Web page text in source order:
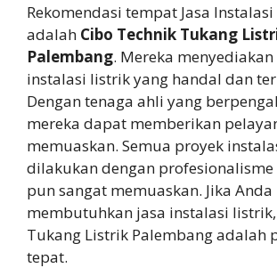
Rekomendasi tempat Jasa
adalah Cibo Technik Tukang
Palembang. Mereka
instalasi listrik yang handal dan
Dengan tenaga ahli yang
mereka dapat memberikan
memuaskan. Semua proyek
dilakukan dengan
pun sangat memuaskan. Jika Anda
membutuhkan jasa instalasi
Tukang Listrik Palembang adalah
tepat.